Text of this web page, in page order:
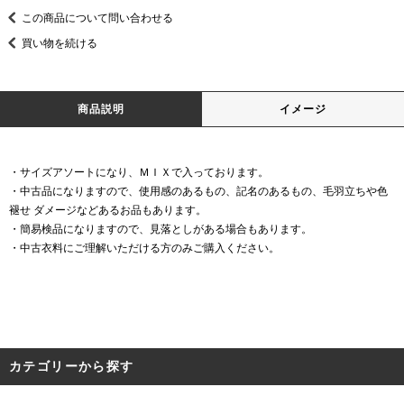
この商品について問い合わせる
買い物を続ける
商品説明 イメージ
・サイズアソートになり、ＭＩＸで入っております。
・中古品になりますので、使用感のあるもの、記名のあるもの、毛羽立ちや色
褪せ ダメージなどあるお品もあります。
・簡易検品になりますので、見落としがある場合もあります。
・中古衣料にご理解いただける方のみご購入ください。
カテゴリーから探す